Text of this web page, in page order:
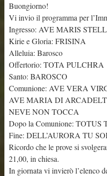
Buongiorno!
Vi invio il programma per
Ingresso: AVE MARIS
Kirie e Gloria: FRISINA
Alleluia: Barosco
Offertorio: TOTA PULCHRA
Santo: BAROSCO
Comunione: AVE VERA
AVE MARIA DI ARCADELT
NEVE NON TOCCA
Dopo la Comunione: TOTUS
Fine: DELL’AURORA TU
Ricordo che le prove si
21,00, in chiesa.
In giornata vi invierò l’elenco